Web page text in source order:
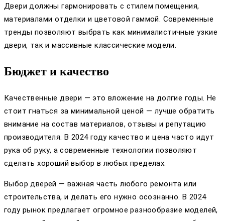
Двери должны гармонировать с стилем помещения,
материалами отделки и цветовой гаммой. Современные
тренды позволяют выбрать как минималистичные узкие
двери, так и массивные классические модели.
Бюджет и качество
Качественные двери — это вложение на долгие годы. Не
стоит гнаться за минимальной ценой — лучше обратить
внимание на состав материалов, отзывы и репутацию
производителя. В 2024 году качество и цена часто идут
рука об руку, а современные технологии позволяют
сделать хороший выбор в любых пределах.
Выбор дверей — важная часть любого ремонта или
строительства, и делать его нужно осознанно. В 2024
году рынок предлагает огромное разнообразие моделей,